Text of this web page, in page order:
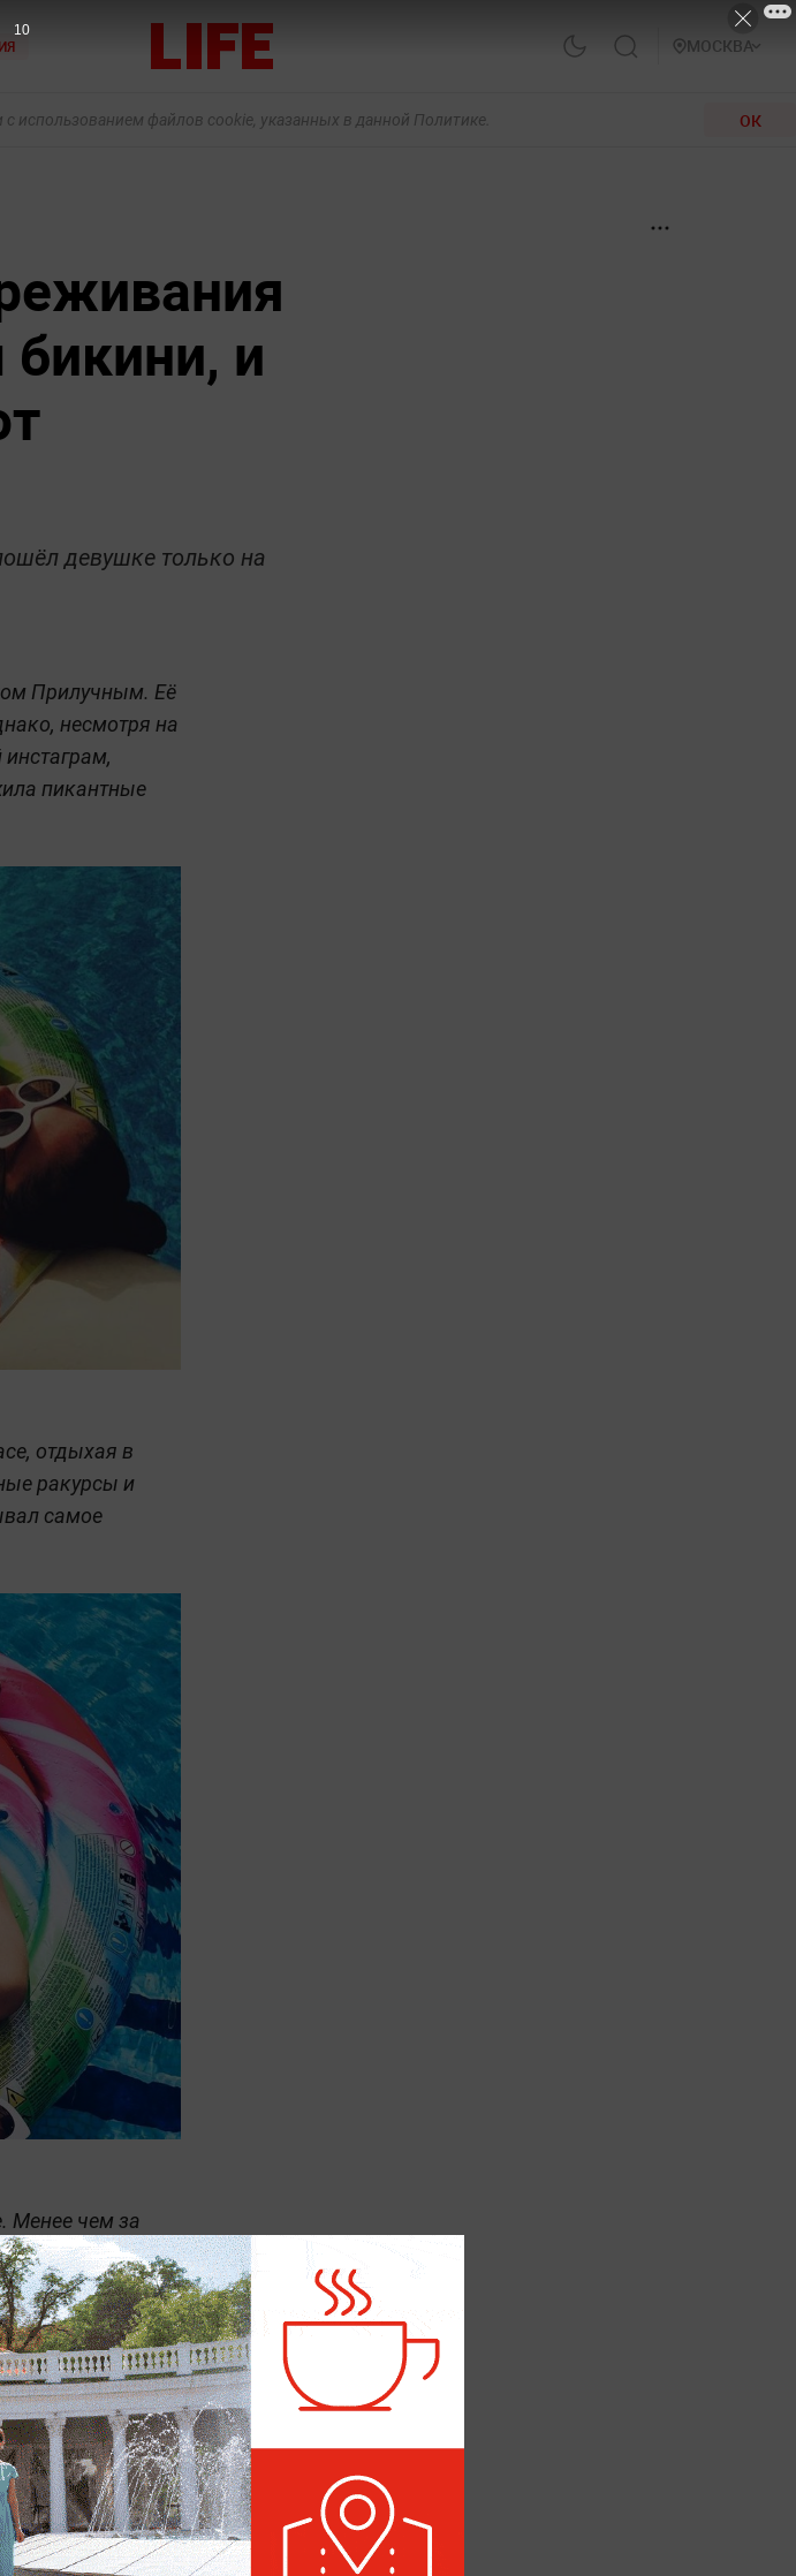
МОСКВА
с использованием файлов cookie, указанных в данной Политике. ОК
и
девушке только на
Прилучным. Её
несмотря на
пикантные
отдыхая в
ракурсы и
самое
Менее чем за
слишком долго
Также
Агаты точно
8